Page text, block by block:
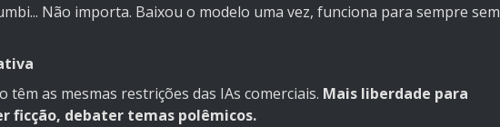
Não importa. Baixou o modelo uma vez, funciona para sempre sem
têm as mesmas restrições das IAs comerciais. Mais liberdade para
ficção, debater temas polêmicos.